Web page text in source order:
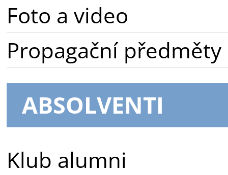
Foto a video
Propagační předměty
ABSOLVENTI
Klub alumni